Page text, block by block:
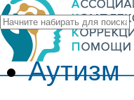
Аутизм